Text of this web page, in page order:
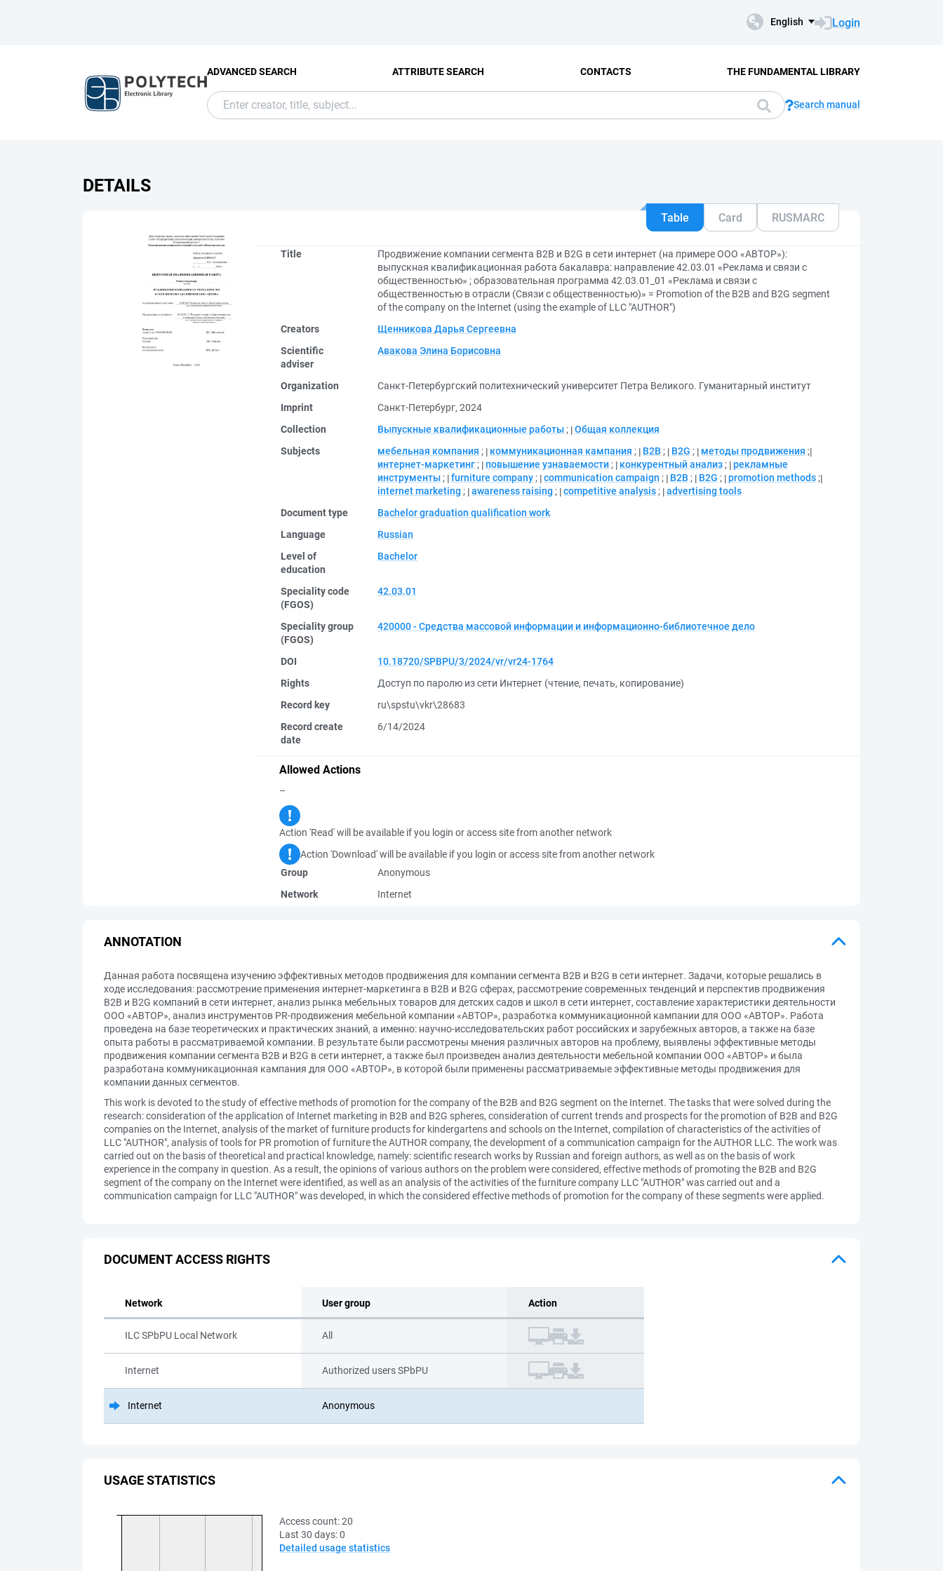
English Login
ADVANCED SEARCH ATTRIBUTE SEARCH CONTACTS THE FUNDAMENTAL LIBRARY
Search manual
DETAILS
Table Card RUSMARC
Title
Продвижение компании сегмента B2B и B2G в сети интернет (на примере ООО «АВТОР»):
выпускная квалификационная работа бакалавра: направление 42.03.01 «Реклама и связи с
общественностью» ; образовательная программа 42.03.01_01 «Реклама и связи с
общественностью в отрасли (Связи с общественностью)» = Promotion of the B2B and B2G segment
of the company on the Internet (using the example of LLC "AUTHOR")
Creators
Щенникова Дарья Сергеевна
Scientific
adviser
Авакова Элина Борисовна
Organization
Санкт-Петербургский политехнический университет Петра Великого. Гуманитарный институт
Imprint
Санкт-Петербург, 2024
Collection
Выпускные квалификационные работы ; Общая коллекция
Subjects
мебельная компания ; коммуникационная кампания ; В2В ; В2G ; методы продвижения ;
интернет-маркетинг ; повышение узнаваемости ; конкурентный анализ ; рекламные
инструменты ; furniture company ; communication campaign ; B2B ; B2G ; promotion methods ;
internet marketing ; awareness raising ; competitive analysis ; advertising tools
Document type
Bachelor graduation qualification work
Language
Russian
Level of
education
Bachelor
Speciality code
(FGOS)
42.03.01
Speciality group
(FGOS)
420000 - Средства массовой информации и информационно-библиотечное дело
DOI
10.18720/SPBPU/3/2024/vr/vr24-1764
Rights
Доступ по паролю из сети Интернет (чтение, печать, копирование)
Record key
ru\spstu\vkr\28683
Record create
date
6/14/2024
Allowed Actions
–
Action 'Read' will be available if you login or access site from another network
Action 'Download' will be available if you login or access site from another network
Group
Anonymous
Network
Internet
ANNOTATION
Данная работа посвящена изучению эффективных методов продвижения для компании сегмента В2В и В2G в сети интернет. Задачи, которые решались в
ходе исследования: рассмотрение применения интернет-маркетинга в В2В и В2G сферах, рассмотрение современных тенденций и перспектив продвижения
В2В и В2G компаний в сети интернет, анализ рынка мебельных товаров для детских садов и школ в сети интернет, составление характеристики деятельности
ООО «АВТОР», анализ инструментов PR-продвижения мебельной компании «АВТОР», разработка коммуникационной кампании для ООО «АВТОР». Работа
проведена на базе теоретических и практических знаний, а именно: научно-исследовательских работ российских и зарубежных авторов, а также на базе
опыта работы в рассматриваемой компании. В результате были рассмотрены мнения различных авторов на проблему, выявлены эффективные методы
продвижения компании сегмента В2В и В2G в сети интернет, а также был произведен анализ деятельности мебельной компании ООО «АВТОР» и была
разработана коммуникационная кампания для ООО «АВТОР», в которой были применены рассматриваемые эффективные методы продвижения для
компании данных сегментов.
This work is devoted to the study of effective methods of promotion for the company of the B2B and B2G segment on the Internet. The tasks that were solved during the
research: consideration of the application of Internet marketing in B2B and B2G spheres, consideration of current trends and prospects for the promotion of B2B and B2G
companies on the Internet, analysis of the market of furniture products for kindergartens and schools on the Internet, compilation of characteristics of the activities of
LLC "AUTHOR", analysis of tools for PR promotion of furniture the AUTHOR company, the development of a communication campaign for the AUTHOR LLC. The work was
carried out on the basis of theoretical and practical knowledge, namely: scientific research works by Russian and foreign authors, as well as on the basis of work
experience in the company in question. As a result, the opinions of various authors on the problem were considered, effective methods of promoting the B2B and B2G
segment of the company on the Internet were identified, as well as an analysis of the activities of the furniture company LLC "AUTHOR" was carried out and a
communication campaign for LLC "AUTHOR" was developed, in which the considered effective methods of promotion for the company of these segments were applied.
DOCUMENT ACCESS RIGHTS
Network User group Action
ILC SPbPU Local Network All
Internet Authorized users SPbPU
Internet Anonymous
USAGE STATISTICS
Access count:20
Last 30 days:0
Detailed usage statistics